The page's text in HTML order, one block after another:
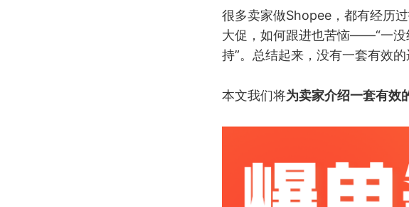
很多卖家做Shopee，都有经历
大促，如何跟进也苦恼——“一没
持”。总结起来，没有一套有效的
本文我们将为卖家介绍一套有效